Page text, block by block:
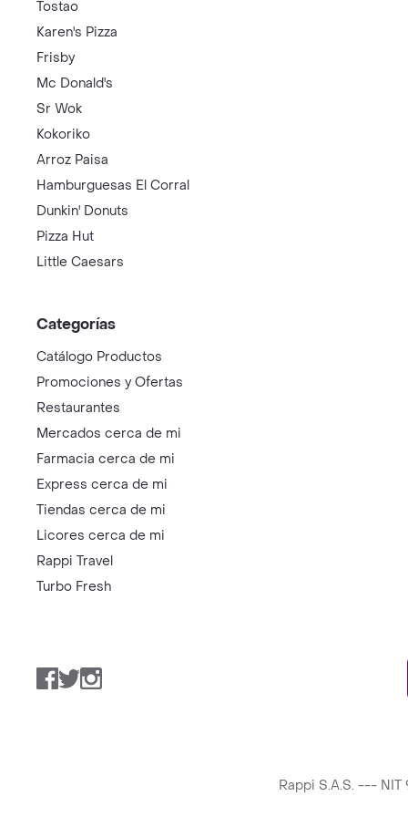
Tostao
Karen's Pizza
Frisby
Mc Donald's
Sr Wok
Kokoriko
Arroz Paisa
Hamburguesas El Corral
Dunkin' Donuts
Pizza Hut
Little Caesars
Categorías
Catálogo Productos
Promociones y Ofertas
Restaurantes
Mercados cerca de mi
Farmacia cerca de mi
Express cerca de mi
Tiendas cerca de mi
Licores cerca de mi
Rappi Travel
Turbo Fresh
Facebook
TwitterInstagram
Rappi S.A.S. ---